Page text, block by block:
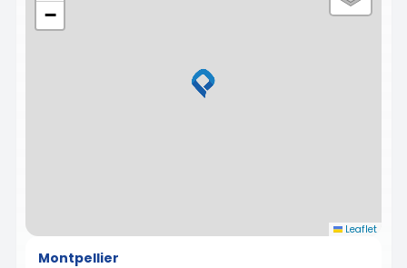
−
Leaflet
Montpellier